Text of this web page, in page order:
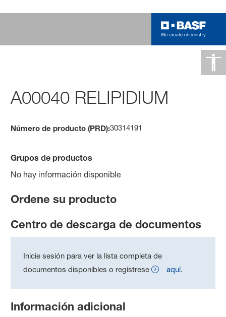
A00040 RELIPIDIUM
Número de producto (PRD):30314191
Grupos de productos
No hay información disponible
Ordene su producto
Centro de descarga de documentos
Inicie sesión para ver la lista completa de
documentos disponibles o regístrese
aquí.
Información adicional